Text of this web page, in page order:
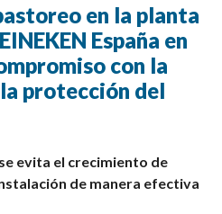
en la planta
España en
con la
protección del
evita el crecimiento de
de manera efectiva